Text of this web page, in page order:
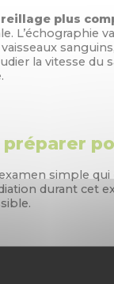
plus
L’échographie
la vitesse du
simple qui
durant cet